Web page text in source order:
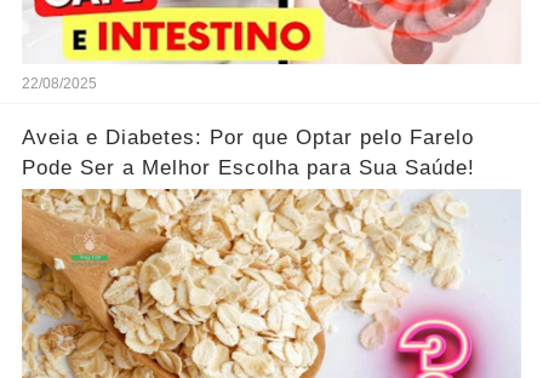
22/08/2025
Aveia e Diabetes: Por que Optar pelo Farelo
Pode Ser a Melhor Escolha para Sua Saúde!